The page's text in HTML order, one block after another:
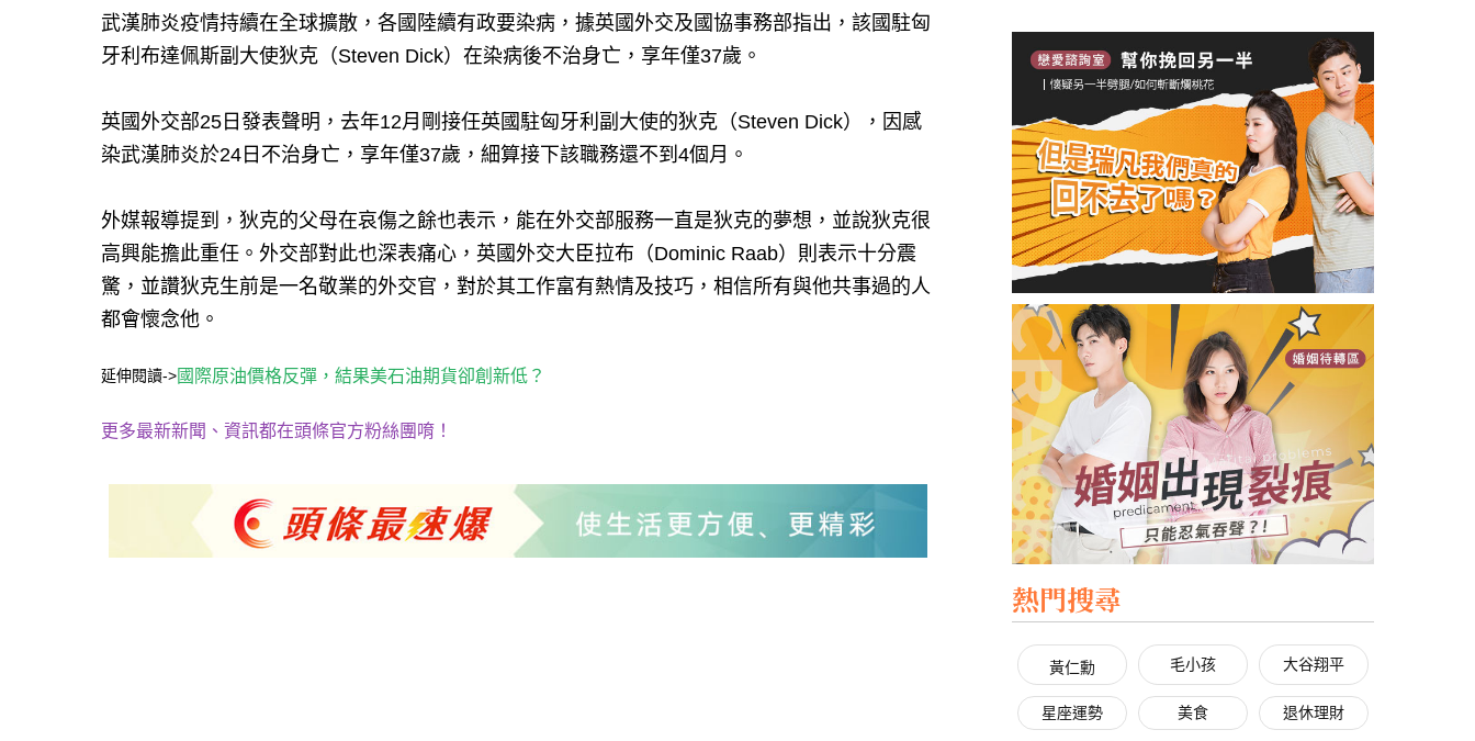
武漢肺炎疫情持續在全球擴散，各國陸續有政要染病，據英國外交及國協事務部指出，該國駐匈
牙利布達佩斯副大使狄克（Steven Dick）在染病後不治身亡，享年僅37歲。
英國外交部25日發表聲明，去年12月剛接任英國駐匈牙利副大使的狄克（Steven Dick），因感
染武漢肺炎於24日不治身亡，享年僅37歲，細算接下該職務還不到4個月。
外媒報導提到，狄克的父母在哀傷之餘也表示，能在外交部服務一直是狄克的夢想，並說狄克很
高興能擔此重任。外交部對此也深表痛心，英國外交大臣拉布（Dominic Raab）則表示十分震
驚，並讚狄克生前是一名敬業的外交官，對於其工作富有熱情及技巧，相信所有與他共事過的人
都會懷念他。
延伸閱讀->國際原油價格反彈，結果美石油期貨卻創新低？
更多最新新聞、資訊都在頭條官方粉絲團唷！
熱門搜尋
黃仁勳 毛小孩 大谷翔平
星座運勢 美食 退休理財